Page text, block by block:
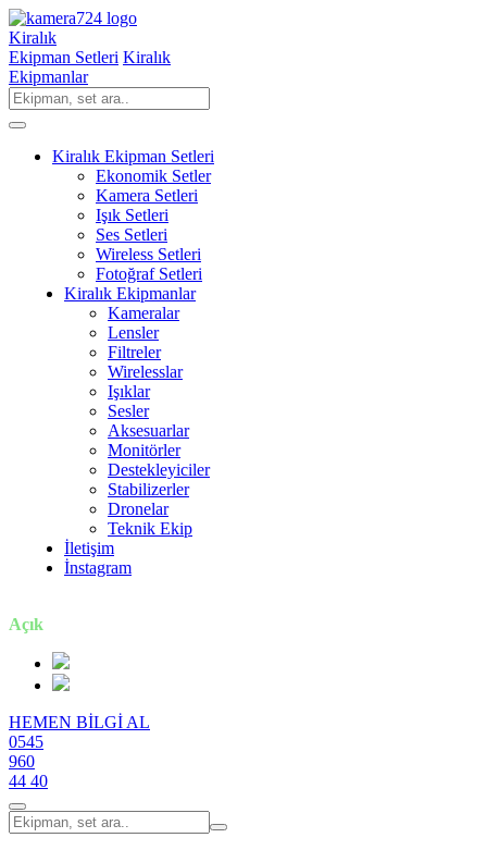
Kiralık
Ekipman Setleri Kiralık
Ekipmanlar
Kiralık Ekipman Setleri
Ekonomik Setler
Kamera Setleri
Işık Setleri
Ses Setleri
Wireless Setleri
Fotoğraf Setleri
Kiralık Ekipmanlar
Kameralar
Lensler
Filtreler
Wirelesslar
Işıklar
Sesler
Aksesuarlar
Monitörler
Destekleyiciler
Stabilizerler
Dronelar
Teknik Ekip
İletişim
İnstagram
Açık
HEMEN BİLGİ AL
0545
960
44 40